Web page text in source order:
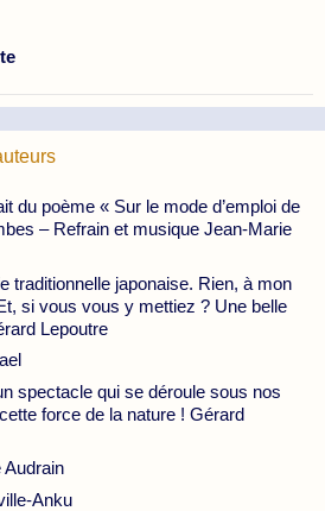
du poème « Sur le mode d’emploi de
– Refrain et musique Jean-Marie
traditionnelle japonaise. Rien, à mon
si vous vous y mettiez ? Une belle
Lepoutre
spectacle qui se déroule sous nos
force de la nature ! Gérard
Audrain
Anku